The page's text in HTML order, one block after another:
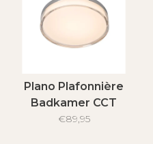
Plano Plafonnière
Badkamer CCT
2700K/4000K - IP44
€89,95